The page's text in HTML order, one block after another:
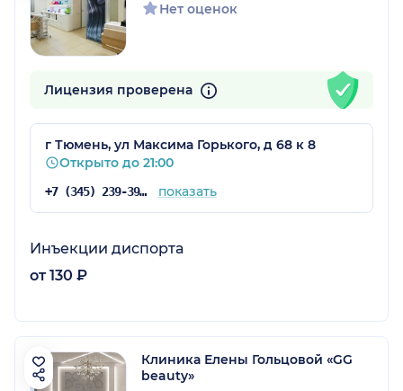
Нет оценок
Лицензия проверена
г Тюмень, ул Максима Горького, д 68 к 8
Открыто до 21:00
+7 (345) 239-39-60 показать
Инъекции диспорта
от 130 ₽
Клиника Елены Гольцовой «GG
beauty»